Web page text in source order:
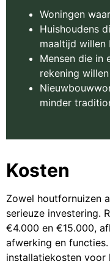
Woningen
Huishoudens
maaltijd willen
Mensen die in
rekening
minder
Kosten
Zowel houtfornuizen
serieuze investering.
€4.000 en €15.000,
afwerking en
installatiekosten voor